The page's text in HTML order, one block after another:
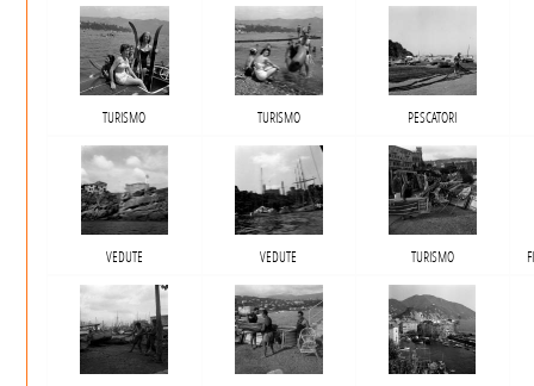
TURISMO TURISMO PESCATORI
VEDUTE VEDUTE TURISMO